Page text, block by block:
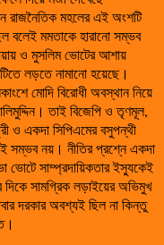
রাজনৈতিক মহলের এই অংশটি
বলেই মমতাকে হারানো সম্ভব
ও মুসলিম ভোটের আশায়
লড়তে নামানো হয়েছে।
মোদি বিরোধী অবস্থান নিয়ে
তাই বিজেপি ও তৃণমূল,
ও একদা সিপিএমের বসুপন্থী
সম্ভব নয়। নীতির প্রশ্নে একদা
সাম্প্রদায়িকতার ইস্যুকেই
সামগ্রিক লড়াইয়ের অভিমুখ
দরকার অবশ্যই ছিল না কিন্তু